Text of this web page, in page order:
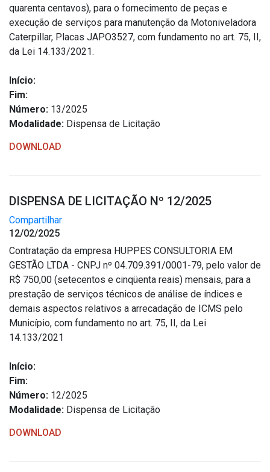
quarenta centavos), para o fornecimento de peças e
execução de serviços para manutenção da Motoniveladora
Caterpillar, Placas JAPO3527, com fundamento no art. 75, II,
da Lei 14.133/2021.
Início:
Fim:
Número: 13/2025
Modalidade: Dispensa de Licitação
DOWNLOAD
DISPENSA DE LICITAÇÃO Nº 12/2025
Compartilhar
12/02/2025
Contratação da empresa HUPPES CONSULTORIA EM
GESTÃO LTDA - CNPJ nº 04.709.391/0001-79, pelo valor de
R$ 750,00 (setecentos e cinqüenta reais) mensais, para a
prestação de serviços técnicos de análise de índices e
demais aspectos relativos a arrecadação de ICMS pelo
Município, com fundamento no art. 75, II, da Lei
14.133/2021
Início:
Fim:
Número: 12/2025
Modalidade: Dispensa de Licitação
DOWNLOAD